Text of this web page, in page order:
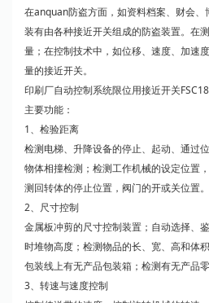
在anquan防盗方面，如资料档案、财会
装有由各种接近开关组成的防盗装置。在
量；在控制技术中，如位移、速度、加速
量的接近开关。
印刷厂自动控制系统限位用接近开关
主要功能：
1、检验距离
检测电梯、升降设备的停止、起动、通过
物体相撞检测；检测工作机械的设定位置
测回转体的停止位置，阀门的开或关位置。
2、尺寸控制
金属板冲剪的尺寸控制装置；自动选择、
时堆物高度；检测物品的长、宽、高和体
包装线上有无产品包装箱；检测有无产品零
3、转速与速度控制